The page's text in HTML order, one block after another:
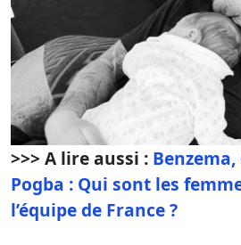
>>> A lire aussi :
Pogba : Qui sont les
l’équipe de France ?